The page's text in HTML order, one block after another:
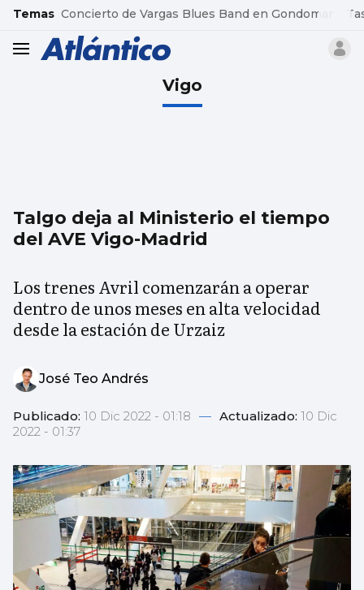
common.go-to-content
Temas Concierto de Vargas Blues Band en Gondomar
header.menu.open
Vigo
Talgo deja al Ministerio el tiempo
del AVE Vigo-Madrid
Los trenes Avril comenzarán a operar
dentro de unos meses en alta velocidad
desde la estación de Urzaiz
José Teo Andrés
Publicado: 10 Dic 2022 - 01:18 — Actualizado: 10 Dic
2022 - 01:37